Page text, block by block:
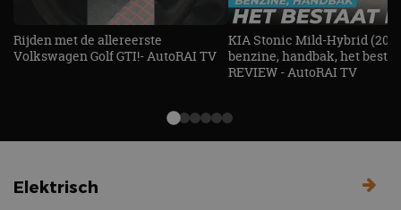
Rijden met de allereerste
Volkswagen Golf GTI!- AutoRAI TV
KIA Stonic Mild-Hybrid
benzine, handbak, het
REVIEW - AutoRAI TV
Elektrisch